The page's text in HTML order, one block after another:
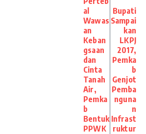
al
Wawas
an
Keban
gsaan
dan
Cinta
Tanah
Air,
Pemka
b
Bentuk
PPWK
Bupati
Sampai
kan
LKPJ
2017,
Pemka
b
Genjot
Pemba
nguna
n
Infrast
ruktur